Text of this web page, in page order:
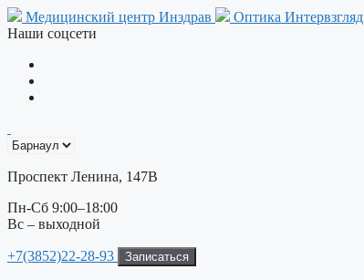
Перейти
к
Медицинский центр Инздрав
Оптика Интервзгляд
Наши соцсети
Проспект Ленина, 147В
Пн-Сб 9:00–18:00
Вс – выходной
+7(3852)22-28-93 Записаться